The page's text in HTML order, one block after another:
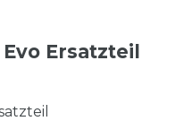
Ersatzteil